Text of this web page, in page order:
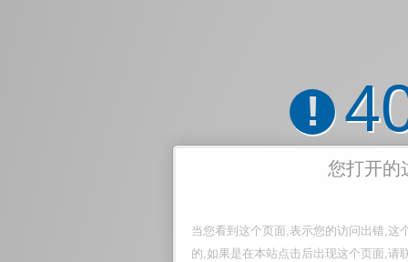
!
您打开的
当您看到这个页面,表示您的访问出错,这
的,如果是在本站点击后出现这个页面,请